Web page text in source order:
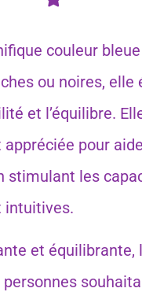
couleur bleue
ou noires, elle
et l’équilibre.
pour
stimulant les
intuitives.
et équilibrante,